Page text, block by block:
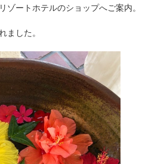
ゾートホテルのショップへご案内。
ました。